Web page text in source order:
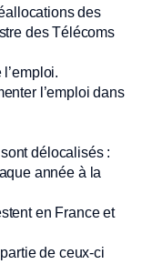
des
des Télécoms
l’emploi dans
délocalisés :
année à la
en France et
de ceux-ci